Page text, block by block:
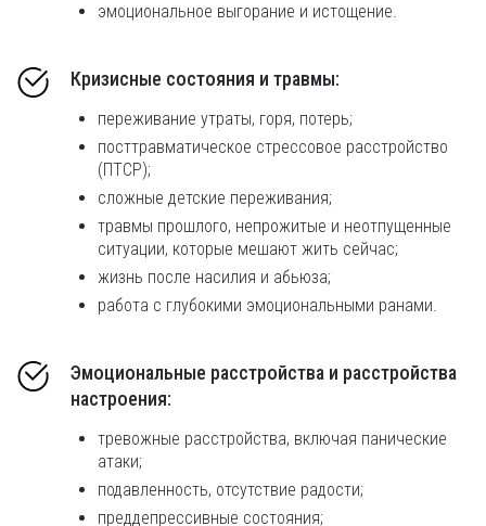
эмоциональное выгорание и истощение.
Кризисные состояния и травмы:
переживание утраты, горя, потерь;
посттравматическое стрессовое расстройство
(ПТСР);
сложные детские переживания;
травмы прошлого, непрожитые и неотпущенные
ситуации, которые мешают жить сейчас;
жизнь после насилия и абьюза;
работа с глубокими эмоциональными ранами.
Эмоциональные расстройства и расстройства
настроения:
тревожные расстройства, включая панические
атаки;
подавленность, отсутствие радости;
преддепрессивные состояния;